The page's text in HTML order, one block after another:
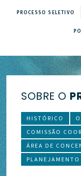
PROCESSO SELETIVO
SOBRE O
HISTÓRICO
COMISSÃO
ÁREA DE
PLANEJAMENTO